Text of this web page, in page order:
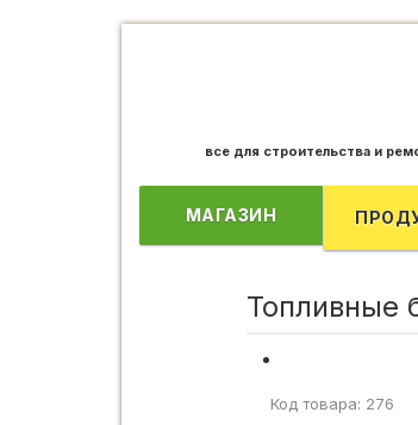
все для строительства и
МАГАЗИН
Топливные
Код товара: 276